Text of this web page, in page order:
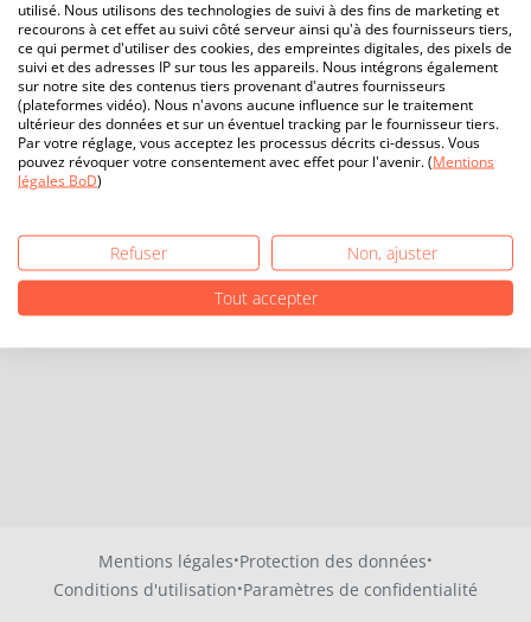
Mentions légales·Protection des données·
Conditions d'utilisation·Paramètres de confidentialité
utilisé. Nous utilisons des technologies de suivi à des fins de marketing et
recourons à cet effet au suivi côté serveur ainsi qu'à des fournisseurs tiers,
ce qui permet d'utiliser des cookies, des empreintes digitales, des pixels de
suivi et des adresses IP sur tous les appareils. Nous intégrons également
sur notre site des contenus tiers provenant d'autres fournisseurs
(plateformes vidéo). Nous n'avons aucune influence sur le traitement
ultérieur des données et sur un éventuel tracking par le fournisseur tiers.
Par votre réglage, vous acceptez les processus décrits ci-dessus. Vous
pouvez révoquer votre consentement avec effet pour l'avenir. (Mentions
légales BoD)
Refuser
Non, ajuster
Tout accepter